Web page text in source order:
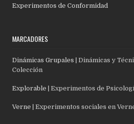
Experimentos de Conformidad
MARCADORES
Dinámicas Grupales | Dinámicas y
Colección
Explorable | Experimentos de
Verne | Experimentos sociales en